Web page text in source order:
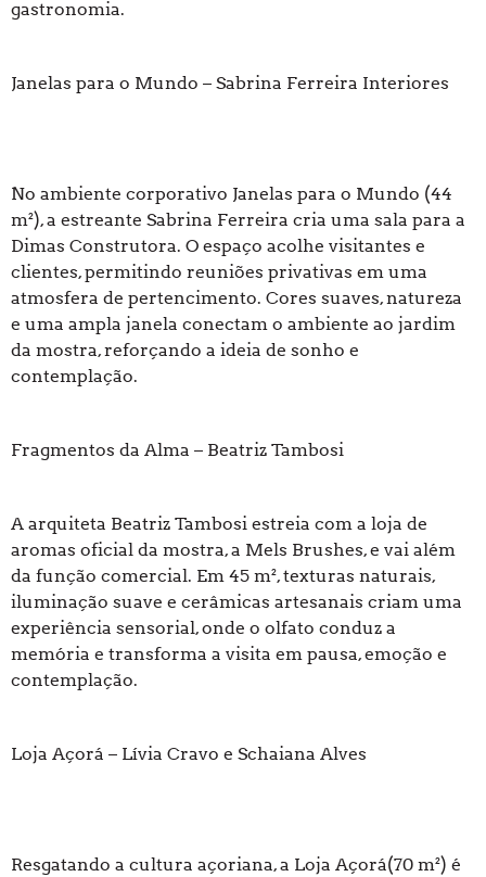
gastronomia.
Janelas para o Mundo – Sabrina Ferreira Interiores
No ambiente corporativo Janelas para o Mundo (44
m²), a estreante Sabrina Ferreira cria uma sala para a
Dimas Construtora. O espaço acolhe visitantes e
clientes, permitindo reuniões privativas em uma
atmosfera de pertencimento. Cores suaves, natureza
e uma ampla janela conectam o ambiente ao jardim
da mostra, reforçando a ideia de sonho e
contemplação.
Fragmentos da Alma – Beatriz Tambosi
A arquiteta Beatriz Tambosi estreia com a loja de
aromas oficial da mostra, a Mels Brushes, e vai além
da função comercial. Em 45 m², texturas naturais,
iluminação suave e cerâmicas artesanais criam uma
experiência sensorial, onde o olfato conduz a
memória e transforma a visita em pausa, emoção e
contemplação.
Loja Açorá – Lívia Cravo e Schaiana Alves
Resgatando a cultura açoriana, a Loja Açorá(70 m²) é